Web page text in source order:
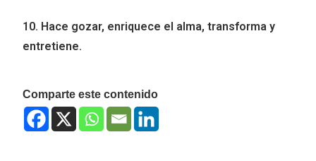
10. Hace gozar, enriquece el alma, transforma y
entretiene.
Comparte este contenido